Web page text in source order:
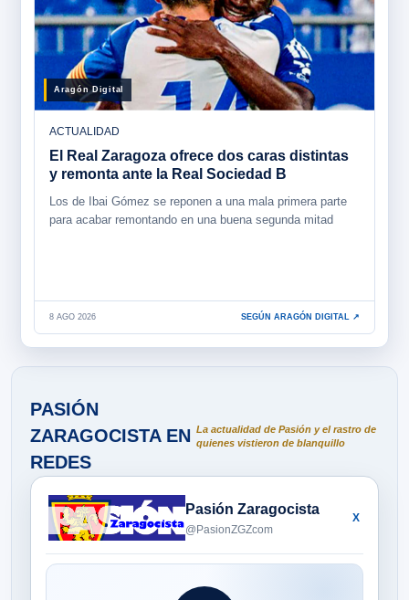
Aragón Digital
ACTUALIDAD
El Real Zaragoza ofrece dos caras distintas
y remonta ante la Real Sociedad B
Los de Ibai Gómez se reponen a una mala primera parte
para acabar remontando en una buena segunda mitad
8 AGO 2026 SEGÚN ARAGÓN DIGITAL ↗
PASIÓN
ZARAGOCISTA EN
REDES
La actualidad de Pasión y el rastro de
quienes vistieron de blanquillo
Pasión Zaragocista
@PasionZGZcom
X